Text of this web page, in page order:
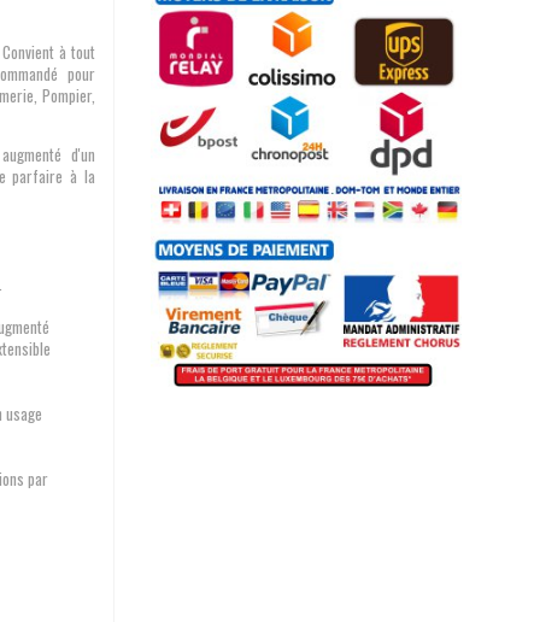
à tout
pour
Pompier,
d'un
parfaire à la
usage
par